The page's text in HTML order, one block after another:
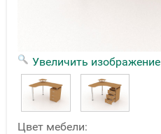
Увеличить изображение
Цвет мебели: